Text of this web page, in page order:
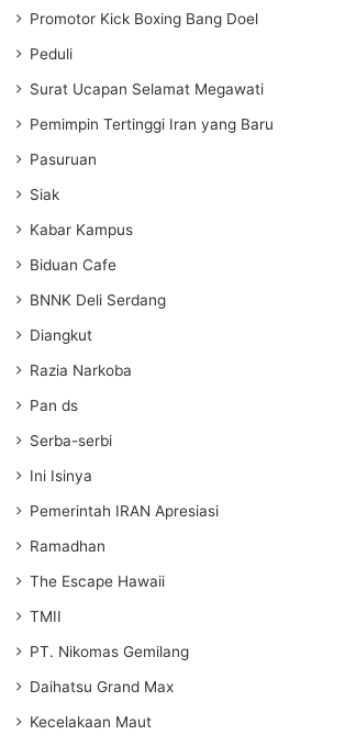
Promotor Kick Boxing Bang Doel
Peduli
Surat Ucapan Selamat Megawati
Pemimpin Tertinggi Iran yang Baru
Pasuruan
Siak
Kabar Kampus
Biduan Cafe
BNNK Deli Serdang
Diangkut
Razia Narkoba
Pan ds
Serba-serbi
Ini Isinya
Pemerintah IRAN Apresiasi
Ramadhan
The Escape Hawaii
TMII
PT. Nikomas Gemilang
Daihatsu Grand Max
Kecelakaan Maut